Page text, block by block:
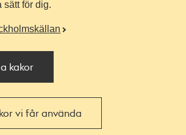
sätt för dig.
kakor
vi får använda